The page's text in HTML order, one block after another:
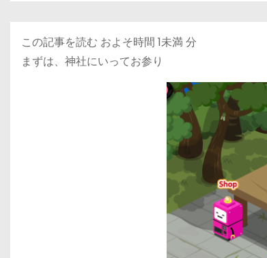
この記事を読む およそ時間 1未満 分
まずは、神社にいってお参り